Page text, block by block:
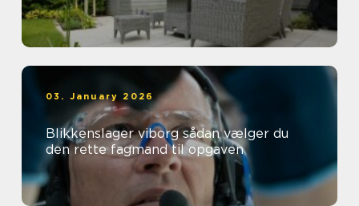
03. January 2026
Blikkenslager viborg sådan vælger du
den rette fagmand til opgaven